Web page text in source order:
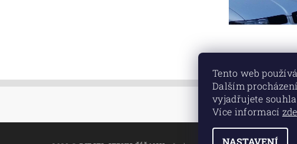
Tento web
Dalším
vyjadřujete
Více informací zde
NASTAVENÍ